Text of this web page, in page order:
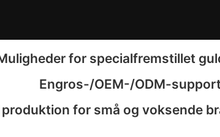
for specialfremstillet
Engros-/OEM-/ODM-
produktion for små og voksende